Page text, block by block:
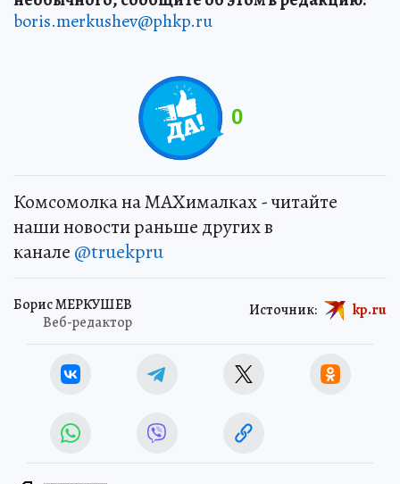
boris.merkushev@phkp.ru
0
Комсомолка на MAXималках - читайте
наши новости раньше других в
канале @truekpru
Борис МЕРКУШЕВ
Веб-редактор
Источник: kp.ru